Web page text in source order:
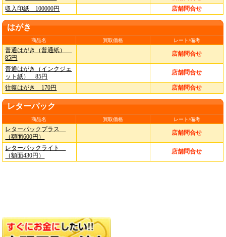
収入印紙 100000円
店舗問合せ
はがき
商品名 買取価格 レート/備考
普通はがき（普通紙）
85円
店舗問合せ
普通はがき（インクジェ
ット紙） 85円
店舗問合せ
往復はがき 170円 店舗問合せ
レターパック
商品名 買取価格 レート/備考
レターパックプラス
（額面600円）
店舗問合せ
レターパックライト
（額面430円）
店舗問合せ